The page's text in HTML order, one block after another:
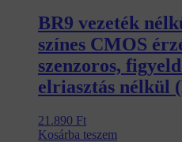
BR9 vezeték
színes CMOS
szenzoros,
elriasztás nélkül
21.890 Ft
Kosárba teszem